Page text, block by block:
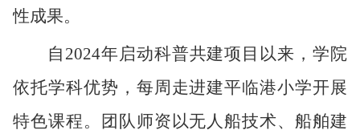
性成果。
自 2024年启动科普共建项目 以来，学院
依托学科优势，每周走进建平临港小学开展
特色课程。团队 师资 以无人船技术、船舶建